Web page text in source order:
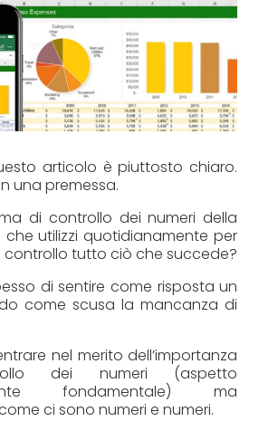
articolo è piuttosto chiaro.
una premessa.
di controllo dei numeri della
utilizzi quotidianamente per
tutto ciò che succede?
di sentire come risposta un
come scusa la mancanza di
nel merito dell’importanza
dei numeri (aspetto
fondamentale) ma
ci sono numeri e numeri.